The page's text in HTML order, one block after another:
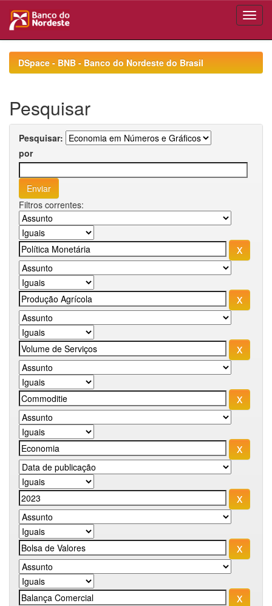
navigationDSpace - BNB - Banco do Nordeste do Brasil
Pesquisar
Pesquisar:
por
Filtros correntes: